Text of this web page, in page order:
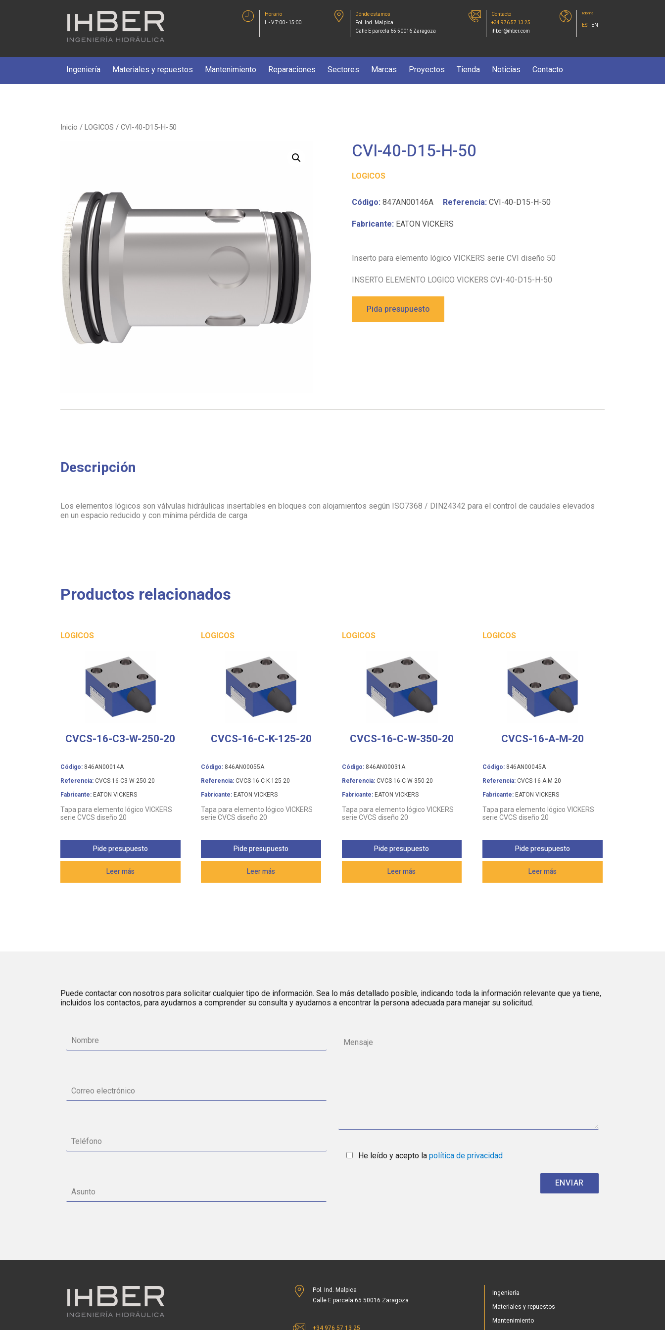
Horario
L - V 7:00 - 15:00
Dónde estamos
Pol. Ind. Malpica
Calle E parcela 65 50016 Zaragoza
Contacto
+34 976 57 13 25
ihber@ihber.com
Idioma
ES EN
Ingeniería Materiales y repuestos Mantenimiento Reparaciones Sectores Marcas Proyectos Tienda Noticias Contacto
Inicio / LOGICOS / CVI-40-D15-H-50
CVI-40-D15-H-50
LOGICOS
Código: 847AN00146A Referencia: CVI-40-D15-H-50
Fabricante: EATON VICKERS
Inserto para elemento lógico VICKERS serie CVI diseño 50
INSERTO ELEMENTO LOGICO VICKERS CVI-40-D15-H-50
Pida presupuesto
Descripción
Los elementos lógicos son válvulas hidráulicas insertables en bloques con alojamientos según ISO7368 / DIN24342 para el control de caudales elevados
en un espacio reducido y con mínima pérdida de carga
Productos relacionados
LOGICOS
CVCS-16-C3-W-250-20
Código: 846AN00014A
Referencia: CVCS-16-C3-W-250-20
Fabricante: EATON VICKERS
Tapa para elemento lógico VICKERS
serie CVCS diseño 20
Leer más
Pide presupuesto
LOGICOS
CVCS-16-C-K-125-20
Código: 846AN00055A
Referencia: CVCS-16-C-K-125-20
Fabricante: EATON VICKERS
Tapa para elemento lógico VICKERS
serie CVCS diseño 20
Leer más
Pide presupuesto
LOGICOS
CVCS-16-C-W-350-20
Código:846AN00031A
Referencia:CVCS-16-C-W-350-20
Fabricante:EATON VICKERS
Tapa para elemento lógico VICKERS
serie CVCS diseño 20
Leer más
Pide presupuesto
LOGICOS
CVCS-16-A-M-20
Código: 846AN00045A
Referencia: CVCS-16-A-M-20
Fabricante: EATON VICKERS
Tapa para elemento lógico VICKERS
serie CVCS diseño 20
Leer más
Pide presupuesto
Puede contactar con nosotros para solicitar cualquier tipo de información. Sea lo más detallado posible, indicando toda la información relevante que ya tiene,
incluidos los contactos, para ayudarnos a comprender su consulta y ayudarnos a encontrar la persona adecuada para manejar su solicitud.
He leído y acepto la política de privacidad
Pol. Ind. Malpica
Calle E parcela 65 50016 Zaragoza
+34 976 57 13 25
Ingeniería
Materiales y repuestos
Mantenimiento